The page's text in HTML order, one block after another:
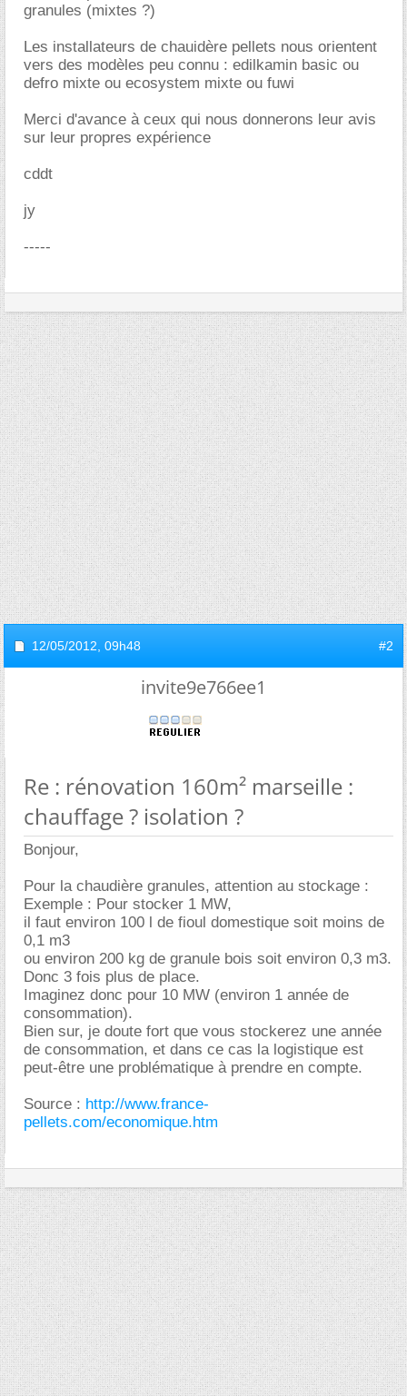
granules (mixtes ?)
Les installateurs de chauidère pellets nous orientent
vers des modèles peu connu : edilkamin basic ou
defro mixte ou ecosystem mixte ou fuwi
Merci d'avance à ceux qui nous donnerons leur avis
sur leur propres expérience
cddt
jy
-----
12/05/2012, 09h48 #2
invite9e766ee1
Re : rénovation 160m² marseille :
chauffage ? isolation ?
Bonjour,
Pour la chaudière granules, attention au stockage :
Exemple : Pour stocker 1 MW,
il faut environ 100 l de fioul domestique soit moins de
0,1 m3
ou environ 200 kg de granule bois soit environ 0,3 m3.
Donc 3 fois plus de place.
Imaginez donc pour 10 MW (environ 1 année de
consommation).
Bien sur, je doute fort que vous stockerez une année
de consommation, et dans ce cas la logistique est
peut-être une problématique à prendre en compte.
Source : http://www.france-
pellets.com/economique.htm